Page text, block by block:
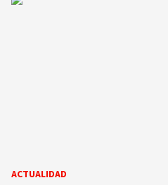
ACTUALIDAD